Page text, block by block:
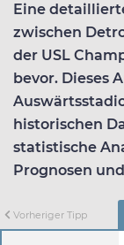
Eine
zwischen
der USL
bevor. Dieses
historischen
statistische
Prognosen
Vorheriger Tipp